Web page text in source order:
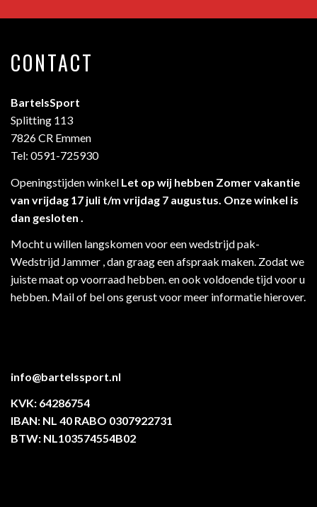
CONTACT
BartelsSport
Splitting 113
7826 CR Emmen
Tel: 0591-725930
Openingstijden winkel Let op wij hebben Zomer vakantie
van vrijdag 17 juli t/m vrijdag 7 augustus. Onze winkel is
dan gesloten .
Mocht u willen langskomen voor een wedstrijd pak-
Wedstrijd Jammer , dan graag een afspraak maken. Zodat we
juiste maat op voorraad hebben. en ook voldoende tijd voor u
hebben. Mail of bel ons gerust voor meer informatie hierover.
info@bartelssport.nl
KVK: 64286754
IBAN: NL 40 RABO 0307922731
BTW: NL103574554B02